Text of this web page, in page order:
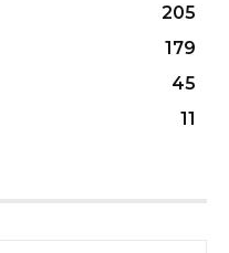
205
179
45
11